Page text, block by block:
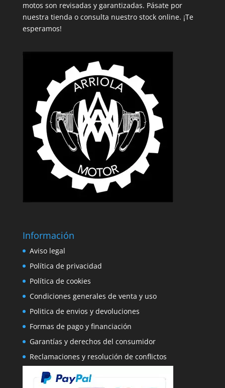
motos son revisadas y garantizadas. Pásate por
nuestra tienda o consulta nuestro stock online. ¡Te
esperamos!
Información
Aviso legal
Política de privacidad
Política de cookies
Condiciones generales de venta y uso
Politica de envios y devoluciones
Formas de pago y financiación
Garantías y derechos del consumidor
Reclamaciones y resolución de conflictos